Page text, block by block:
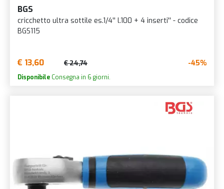
BGS
cricchetto ultra sottile es.1/4'' l.100 + 4 inserti'' - codice
BGS115
€ 13,60 € 24,74 -45%
Disponibile Consegna in 6 giorni.